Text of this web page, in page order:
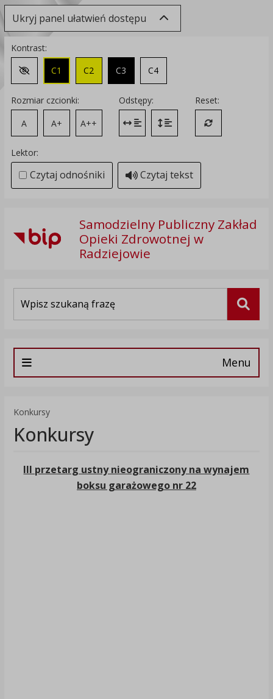
Ukryj panel ułatwień dostępu
Kontrast:
Zmień kontrast na domyślny
C1 C2 C3 C4
Rozmiar czcionki:
A
A+ A++
Odstępy:
Zmień odstęp między literami
Zmień interlinię i margines
Reset:
Przywróć
Lektor:
Czytaj odnośniki Czytaj tekst
Samodzielny Publiczny Zakład
Opieki Zdrowotnej w
Radziejowie
Menu
Konkursy
Konkursy
III przetarg ustny nieograniczony na wynajem
boksu garażowego nr 22